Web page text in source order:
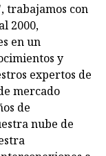
trabajamos con
2000,
en un
y
expertos de
mercado
de
nube de